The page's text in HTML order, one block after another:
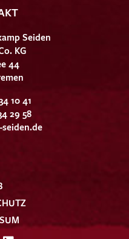
Seiden
KG
44
10 41
29 58